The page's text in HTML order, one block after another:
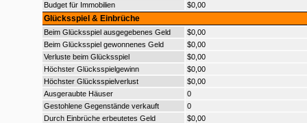
Budget für Immobilien
$0,00
Glücksspiel & Einbrüche
Beim Glücksspiel ausgegebenes Geld
$0,00
Beim Glücksspiel gewonnenes Geld
$0,00
Verluste beim Glücksspiel
$0,00
Höchster Glücksspielgewinn
$0,00
Höchster Glücksspielverlust
$0,00
Ausgeraubte Häuser
0
Gestohlene Gegenstände verkauft
0
Durch Einbrüche erbeutetes Geld
$0,00